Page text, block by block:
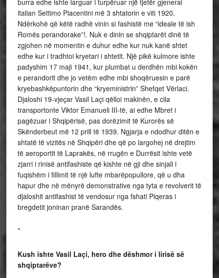
burra edhe ishte larguar i turpëruar një tjetër gjeneral
italian Settimo Piacentini më 3 shtatorin e viti 1920.
Ndërkohë që këtë radhë vinin si fashistë me “ideale të ish
Romës perandorake”!. Nuk e dinin se shqiptarët dinë të
zgjohen në momentin e duhur edhe kur nuk kanë shtet
edhe kur i tradhtoi kryetari i shtetit. Një pikë kulmore ishte
padyshim 17 maji 1941, kur plumbat u derdhën mbi kokën
e perandorit dhe jo vetëm edhe mbi shoqëruesin e parë
kryebashkëpuntorin dhe “kryeministrin” Shefqet Vërlaci.
Djaloshi 19-vjeçar Vasil Laçi qëlloi makinën, e cila
transportonte Viktor Emanueli III-të, ai edhe Mbret i
pagëzuar i Shqipërisë, pas dorëzimit të Kurorës së
Skënderbeut më 12 prill të 1939. Ngjarja e ndodhur ditën e
shtatë të vizitës në Shqipëri dhe që po largohej në drejtim
të aeroportit të Laprakës, në rrugën e Durrësit ishte vetë
zjarri i rinisë antifashiste që kishte në gji dhe sinjali i
fuqishëm i fillimit të një lufte mbarëpopullore, që u dha
hapur dhe në mënyrë demonstrative nga tyta e revolverit të
djaloshit antifashist të vendosur nga fshati Piqeras i
bregdetit joninan pranë Sarandës.
*
Kush ishte Vasil Laçi, hero dhe dëshmor i lirisë së
shqiptarëve?